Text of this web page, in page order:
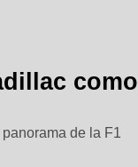
como
de la F1